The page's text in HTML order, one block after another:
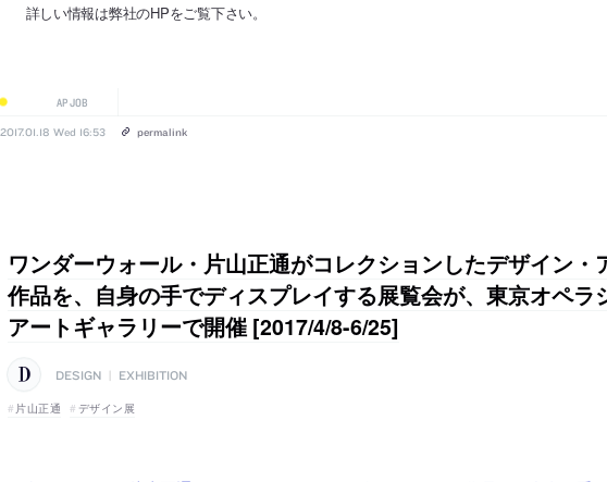
詳しい情報は弊社のHPをご覧下さい。
AP JOB
2017.01.18 Wed 16:53 permalink
ワンダーウォール・片山正通がコレクションしたデザイン・
作品を、自身の手でディスプレイする展覧会が、東京オペラ
アートギャラリーで開催 [2017/4/8-6/25]
DESIGN | EXHIBITION
片山正通 デザイン展